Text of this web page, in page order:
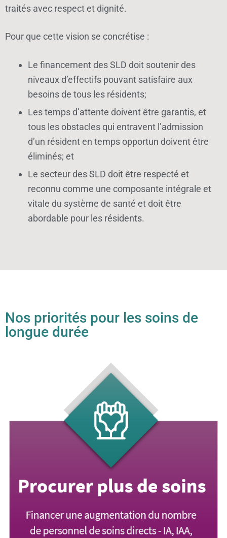
traités avec respect et dignité.
Pour que cette vision se concrétise :
Le financement des SLD doit soutenir des
niveaux d’effectifs pouvant satisfaire aux
besoins de tous les résidents;
Les temps d’attente doivent être garantis, et
tous les obstacles qui entravent l’admission
d’un résident en temps opportun doivent être
éliminés; et
Le secteur des SLD doit être respecté et
reconnu comme une composante intégrale et
vitale du système de santé et doit être
abordable pour les résidents.
Nos priorités pour les soins de
longue durée